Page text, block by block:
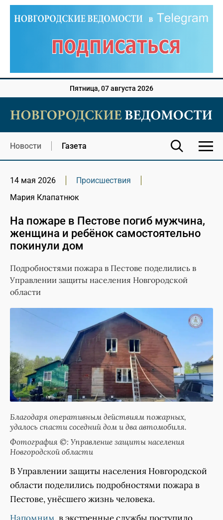
Пятница, 07 августа 2026
Новости Газета
14 мая 2026
Происшествия
Мария Клапатнюк
На пожаре в Пестове погиб мужчина,
женщина и ребёнок самостоятельно
покинули дом
Подробностями пожара в Пестове поделились в
Управлении защиты населения Новгородской
области
Благодаря оперативным действиям пожарных,
удалось спасти соседний дом и два автомобиля.
Фотография ©: Управление защиты населения
Новгородской области
В Управлении защиты населения Новгородской
области поделились подробностями пожара в
Пестове, унёсшего жизнь человека.